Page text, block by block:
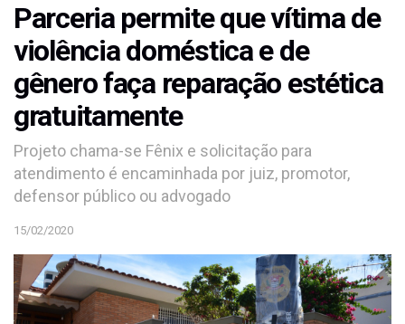
Parceria permite que vítima de
violência doméstica e de
gênero faça reparação estética
gratuitamente
Projeto chama-se Fênix e solicitação para
atendimento é encaminhada por juiz, promotor,
defensor público ou advogado
15/02/2020